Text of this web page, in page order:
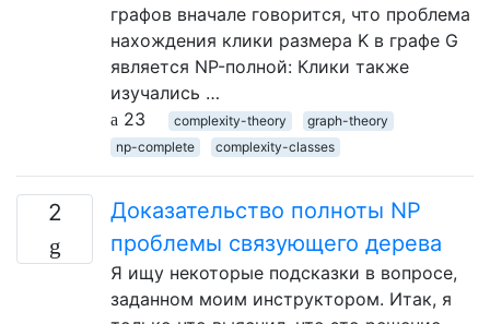
графов вначале говорится, что проблема
нахождения клики размера K в графе G
является NP-полной: Клики также
изучались …
23
complexity-theory
graph-theory
np-complete
complexity-classes
2
Доказательство полноты NP
проблемы связующего дерева
Я ищу некоторые подсказки в вопросе,
заданном моим инструктором. Итак, я